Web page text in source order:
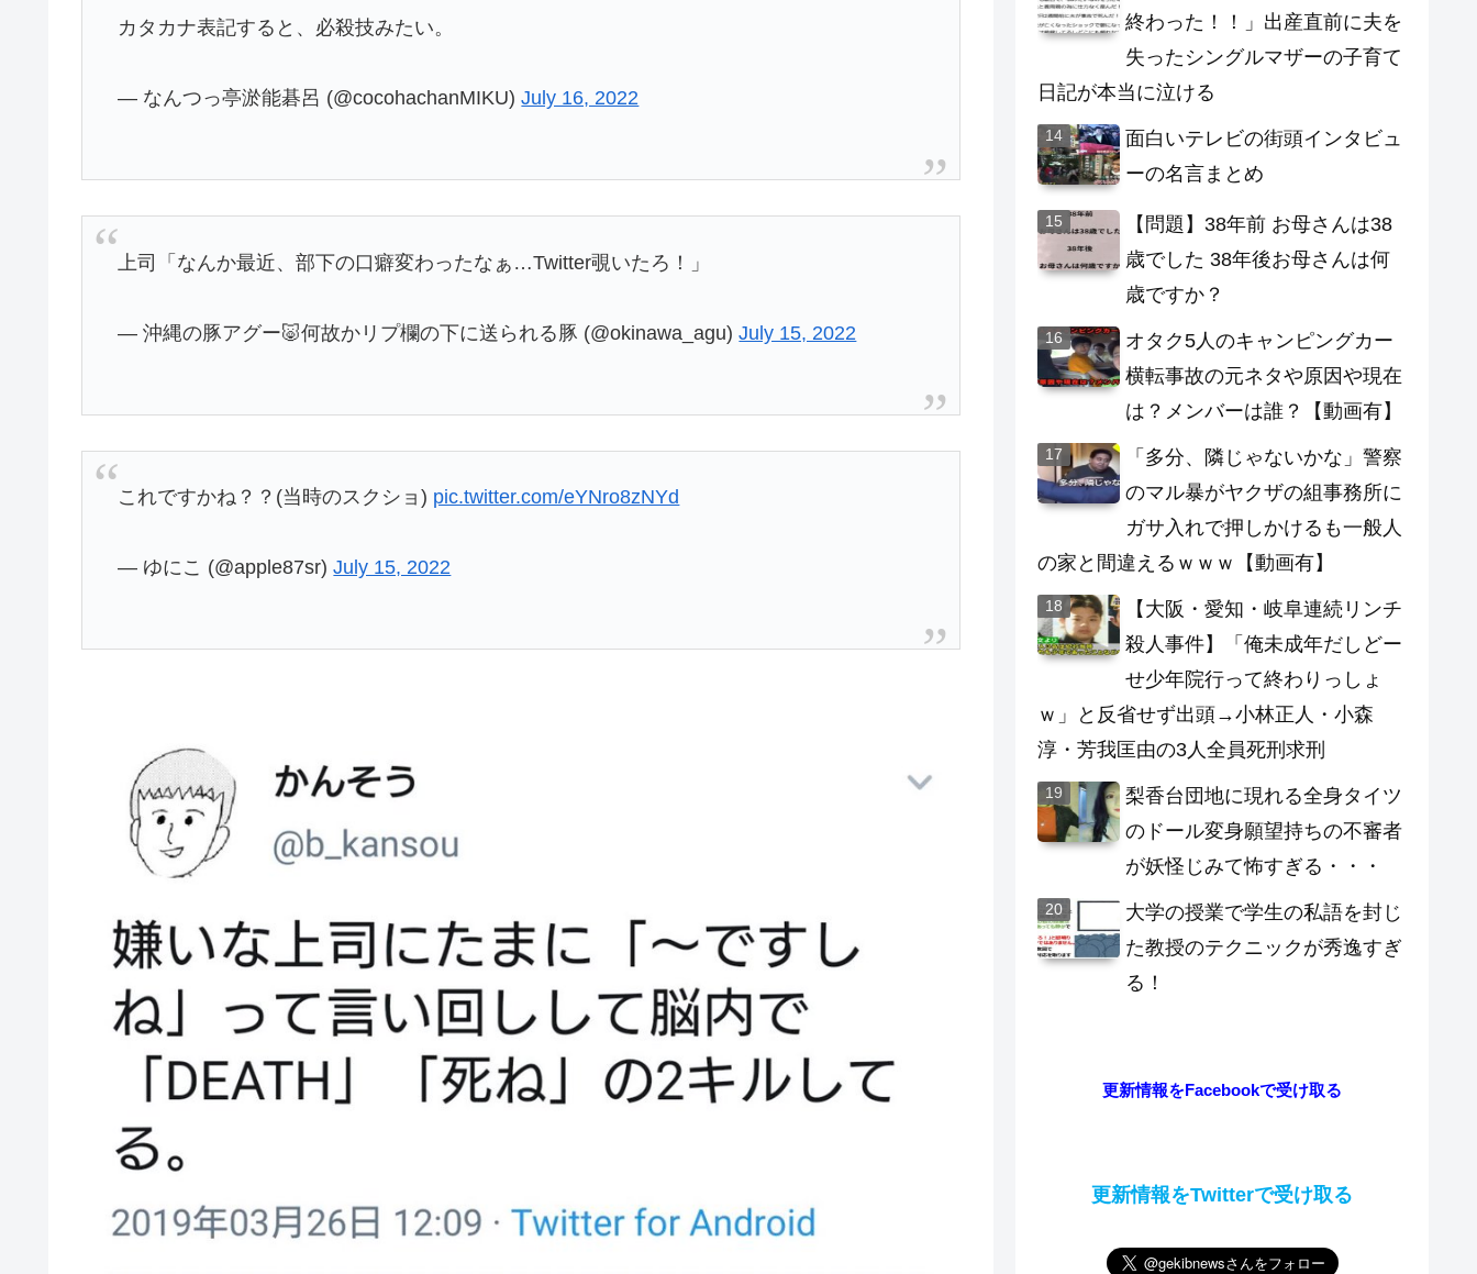
カタカナ表記すると、必殺技みたい。
— なんつっ亭淤能碁呂 (@cocohachanMIKU)July 16, 2022
上司「なんか最近、部下の口癖変わったなぁ…Twitter覗いたろ！」
— 沖縄の豚アグー🐷何故かリプ欄の下に送られる豚 (@okinawa_agu)July 15, 2022
これですかね？？(当時のスクショ) pic.twitter.com/eYNro8zNYd
— ゆにこ (@apple87sr)July 15, 2022
終わった！！」出産直前に夫を
失ったシングルマザーの子育て
日記が本当に泣ける
面白いテレビの街頭インタビュ
ーの名言まとめ
【問題】38年前 お母さんは38
歳でした 38年後お母さんは何
歳ですか？
オタク5人のキャンピングカー
横転事故の元ネタや原因や現在
は？メンバーは誰？【動画有】
「多分、隣じゃないかな」警察
のマル暴がヤクザの組事務所に
ガサ入れで押しかけるも一般人
の家と間違えるｗｗｗ【動画有】
【大阪・愛知・岐阜連続リンチ
殺人事件】「俺未成年だしどー
せ少年院行って終わりっしょ
ｗ」と反省せず出頭→小林正人・小森
淳・芳我匡由の3人全員死刑求刑
梨香台団地に現れる全身タイツ
のドール変身願望持ちの不審者
が妖怪じみて怖すぎる・・・
大学の授業で学生の私語を封じ
た教授のテクニックが秀逸すぎ
る！
更新情報をFacebookで受け取る
更新情報をTwitterで受け取る